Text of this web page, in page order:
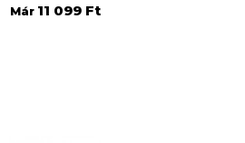
Már 11 099 Ft